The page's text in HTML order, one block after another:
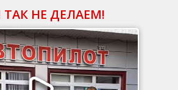
НЕ ДЕЛАЕМ!